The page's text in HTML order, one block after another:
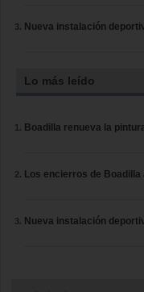
Nueva instalación
Lo más leído
Boadilla renueva la
Los encierros de
Nueva instalación